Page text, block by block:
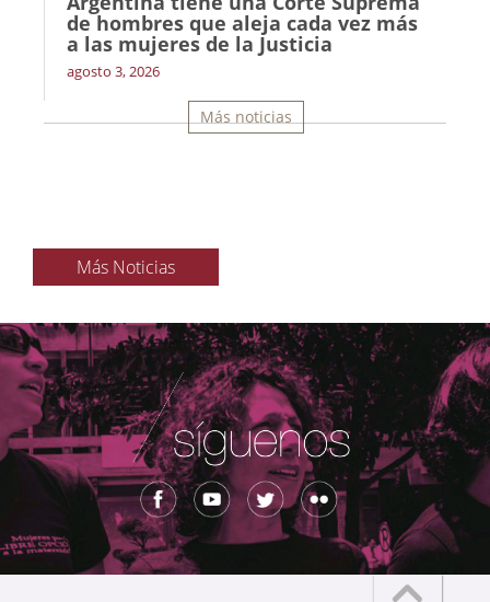
de hombres que aleja cada vez más
a las mujeres de la Justicia
agosto 3, 2026
Más noticias
Más Noticias